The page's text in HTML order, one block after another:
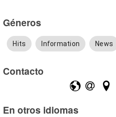
Géneros
Hits Information News
Contacto
En otros idiomas